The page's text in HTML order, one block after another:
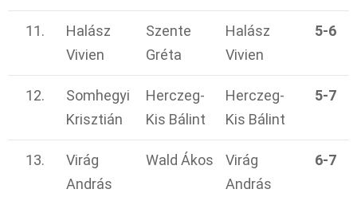
11.
Halász
Vivien
Szente
Gréta
Halász
Vivien
5-6
12.
Somhegyi
Krisztián
Herczeg-
Kis Bálint
Herczeg-
Kis Bálint
5-7
13.
Virág
András
Wald Ákos
Virág
András
6-7